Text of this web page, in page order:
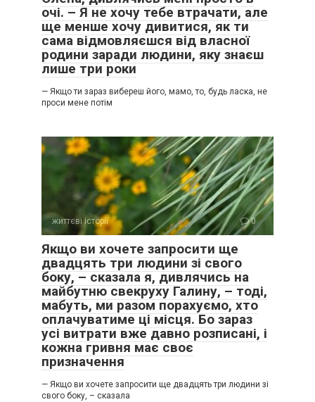
очі. – Я не хочу тебе втрачати, але
ще менше хочу дивитися, як ти
сама відмовляєшся від власної
родини заради людини, яку знаєш
лише три роки
— Якщо ти зараз вибереш його, мамо, то, будь ласка, не
проси мене потім
життєві історії 0
Якщо ви хочете запросити ще
двадцять три людини зі свого
боку, – сказала я, дивлячись на
майбутню свекруху Галину, – тоді,
мабуть, ми разом порахуємо, хто
оплачуватиме ці місця. Бо зараз
усі витрати вже давно розписані, і
кожна гривня має своє
призначення
— Якщо ви хочете запросити ще двадцять три людини зі
свого боку, – сказала